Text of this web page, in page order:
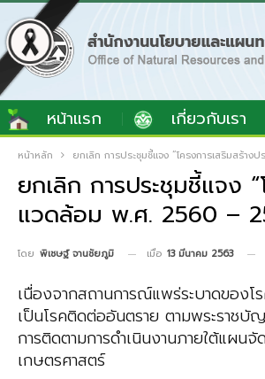
หน้าแรก เกี่ยวกับเรา
หน้าหลัก ยกเลิก การประชุมชี้แจง “โครงการเสริมสร้
ยกเลิก การประชุมชี้แจง
แวดล้อม พ.ศ. 2560 –
โดย พิเชษฐ์ จานชัยภูมิ เมื่อ 13 มีนาคม 2563
เนื่องจากสถานการณ์แพร่ระบาดของโ
เป็นโรคติดต่ออันตราย ตามพระราช
การติดตามการดำเนินงานภายใต้แ
เกษตรศาสตร์